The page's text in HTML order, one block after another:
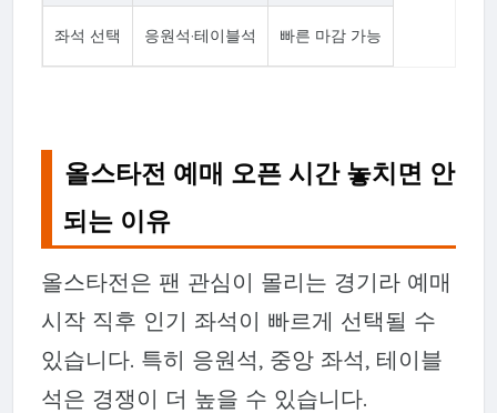
좌석 선택 응원석·테이블석 빠른 마감 가능
올스타전 예매 오픈 시간 놓치면 안
되는 이유
올스타전은 팬 관심이 몰리는 경기라 예매
시작 직후 인기 좌석이 빠르게 선택될 수
있습니다. 특히 응원석, 중앙 좌석, 테이블
석은 경쟁이 더 높을 수 있습니다.